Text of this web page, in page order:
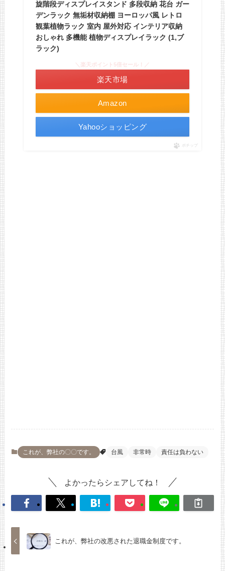
旋階段ディスプレイスタンド 多段収納 花台 ガー
デンラック 無垢材収納棚 ヨーロッパ風 レトロ
観葉植物ラック 室内 屋外対応 インテリア収納
おしゃれ 多機能 植物ディスプレイラック (1,ブ
ラック)
Amazon
＼楽天ポイント5倍セール！／
楽天市場
Yahooショッピング
ポチップ
これが、弊社の〇〇です。 台風 非常時 責任は負わない
よかったらシェアしてね！
これが、弊社の改悪された退職金制度です。